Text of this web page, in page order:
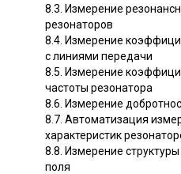
8.3. Измерение
резонаторов
8.4. Измерение
с линиями передачи
8.5. Измерение
частоты резонатора
8.6. Измерение
8.7. Автоматизация
характеристик
8.8. Измерение
поля